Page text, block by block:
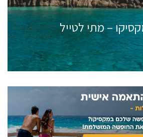
– מתי לטייל